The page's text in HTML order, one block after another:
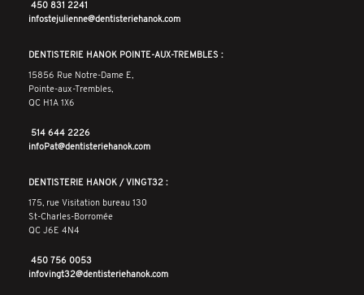
450 831 2241
infostejulienne@dentisteriehanok.com
DENTISTERIE HANOK POINTE-AUX-TREMBLES :
15856 Rue Notre-Dame E,
Pointe-aux-Trembles,
QC H1A 1X6
514 644 2226
infoPat@dentisteriehanok.com
DENTISTERIE HANOK / VINGT32 :
175, rue Visitation bureau 130
St-Charles-Borromée
QC J6E 4N4
450 756 0053
infovingt32@dentisteriehanok.com